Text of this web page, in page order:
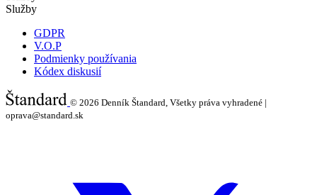
Služby
GDPR
V.O.P
Podmienky používania
Kódex diskusií
© 2026 Denník Štandard, Všetky práva vyhradené |
oprava@standard.sk